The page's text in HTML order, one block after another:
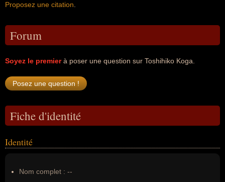
Proposez une citation
Forum
Soyez le premierà poser une question sur Toshihiko Koga.
Fiche d'identité
Identité
Nom complet : --